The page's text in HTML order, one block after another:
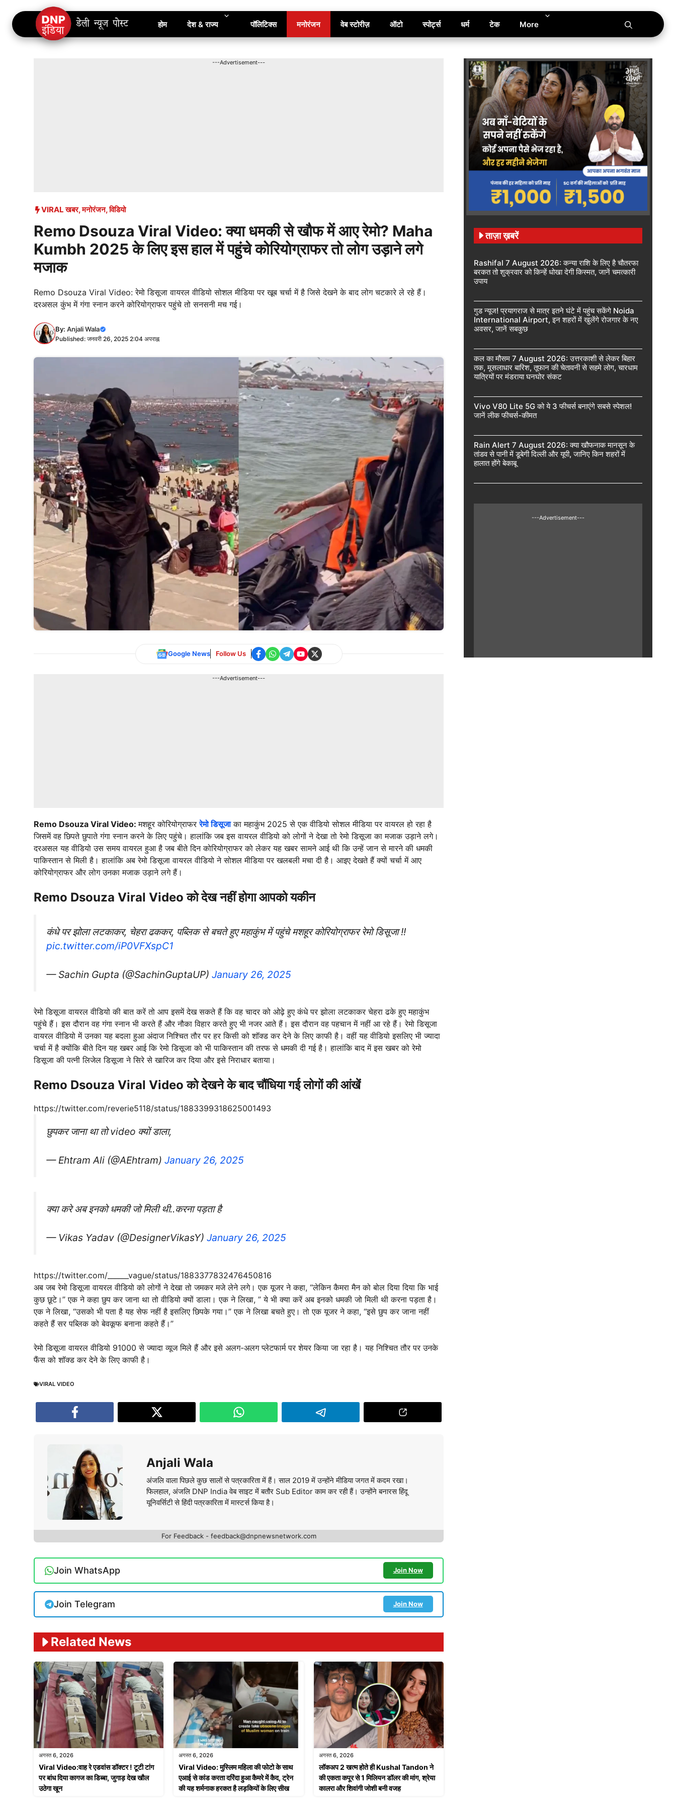
Skip
content
होम देश & राज्य पॉलिटिक्स मनोरंजन वेब स्टोरीज़ ऑटो स्पोर्ट्स धर्म टेक More
---Advertisement---
VIRAL खबर,मनोरंजन,विडियो
Remo Dsouza Viral Video: क्या धमकी से खौफ में आए रेमो? Maha
Kumbh 2025 के लिए इस हाल में पहुंचे कोरियोग्राफर तो लोग उड़ाने लगे
मजाक
Remo Dsouza Viral Video: रेमो डिसूजा वायरल वीडियो सोशल मीडिया पर खूब चर्चा में है जिसे देखने के बाद लोग चटकारे ले रहे हैं।
दरअसल कुंभ में गंगा स्नान करने कोरियोग्राफर पहुंचे तो सनसनी मच गई।
By: Anjali Wala
Published: जनवरी 26, 2025 2:04 अपराह्न
Google News Follow Us
---Advertisement---
Remo Dsouza Viral Video:मशहूर कोरियोग्राफररेमो डिसूजाका महाकुंभ 2025 से एक वीडियो सोशल मीडिया पर वायरल हो रहा है
जिसमें वह छिपते छुपाते गंगा स्नान करने के लिए पहुंचे। हालांकि जब इस वायरल वीडियो को लोगों ने देखा तो रेमो डिसूजा का मजाक उड़ाने लगे।
दरअसल यह वीडियो उस समय वायरल हुआ है जब बीते दिन कोरियोग्राफर को लेकर यह खबर सामने आई थी कि उन्हें जान से मारने की धमकी
पाकिस्तान से मिली है। हालांकि अब रेमो डिसूजा वायरल वीडियो ने सोशल मीडिया पर खलबली मचा दी है। आइए देखते हैं क्यों चर्चा में आए
कोरियोग्राफर और लोग उनका मजाक उड़ाने लगे हैं।
Remo Dsouza Viral Video को देख नहीं होगा आपको यकीन
कंधे पर झोला लटकाकर, चेहरा ढककर, पब्लिक से बचते हुए महाकुंभ में पहुंचे मशहूर कोरियोग्राफर रेमो डिसूजा !!
pic.twitter.com/iP0VFXspC1
— Sachin Gupta (@SachinGuptaUP) January 26, 2025
रेमो डिसूजा वायरल वीडियो की बात करें तो आप इसमें देख सकते हैं कि वह चादर को ओढ़े हुए कंधे पर झोला लटकाकर चेहरा ढके हुए महाकुंभ
पहुंचे हैं। इस दौरान वह गंगा स्नान भी करते हैं और नौका विहार करते हुए भी नजर आते हैं। इस दौरान वह पहचान में नहीं आ रहे हैं। रेमो डिसूजा
वायरल वीडियो में उनका यह बदला हुआ अंदाज निश्चित तौर पर हर किसी को शॉक्ड कर देने के लिए काफी है। वहीं यह वीडियो इसलिए भी ज्यादा
चर्चा में है क्योंकि बीते दिन यह खबर आई कि रेमो डिसूजा को भी पाकिस्तान की तरफ से धमकी दी गई है। हालांकि बाद में इस खबर को रेमो
डिसूजा की पत्नी लिजेल डिसूजा ने सिरे से खारिज कर दिया और इसे निराधार बताया।
Remo Dsouza Viral Video को देखने के बाद चौंधिया गई लोगों की आंखें
https://twitter.com/reverie5118/status/1883399318625001493
छुपकर जाना था तो video क्यों डाला,
— Ehtram Ali (@AEhtram) January 26, 2025
क्या करे अब इनको धमकी जो मिली थी..करना पड़ता है
— Vikas Yadav (@DesignerVikasY) January 26, 2025
https://twitter.com/______vague/status/1883377832476450816
अब जब रेमो डिसूजा वायरल वीडियो को लोगों ने देखा तो जमकर मजे लेने लगे। एक यूजर ने कहा, “लेकिन कैमरा मैन को बोल दिया दिया कि भाई
कुछ छूटे।” एक ने कहा छुप कर जाना था तो वीडियो क्यों डाला। एक ने लिखा, ” ये भी क्या करें अब इनको धमकी जो मिली थी करना पड़ता है।
एक ने लिखा, “उसको भी पता है यह सेफ नहीं है इसलिए छिपके गया।” एक ने लिखा बचते हुए। तो एक यूजर ने कहा, “इसे छुप कर जाना नहीं
कहते हैं सर पब्लिक को बेवकूफ बनाना कहते हैं।”
रेमो डिसूजा वायरल वीडियो 91000 से ज्यादा व्यूज मिले हैं और इसे अलग-अलग प्लेटफार्म पर शेयर किया जा रहा है। यह निश्चित तौर पर उनके
फैंस को शॉक्ड कर देने के लिए काफी है।
VIRAL VIDEO
Anjali Wala
अंजलि वाला पिछले कुछ सालों से पत्रकारिता में हैं। साल 2019 में उन्होंने मीडिया जगत में कदम रखा।
फिलहाल, अंजलि DNP India वेब साइट में बतौर Sub Editor काम कर रही हैं। उन्होंने बनारस हिंदू
यूनिवर्सिटी से हिंदी पत्रकारिता में मास्टर्स किया है।
For Feedback - feedback@dnpnewsnetwork.com
Join WhatsApp Join Now
Join Telegram Join Now
Related News
अगस्त 6, 2026
Viral Video:वाह रे एडवांस डॉक्टर ! टूटी टांग
पर बांध दिया कागज का डिब्बा, जुगाड़ देख खौल
उठेगा खून
अगस्त 6, 2026
Viral Video: मुस्लिम महिला की फोटो के साथ
एआई से कांड करता दरिंदा हुआ कैमरे में कैद, ट्रेन
की यह शर्मनाक हरकत है लड़कियों के लिए सीख
अगस्त 6, 2026
लॉकअप 2 खत्म होते ही Kushal Tandon ने
की एकता कपूर से 1 मिलियन डॉलर की मांग, श्रेया
कालरा और शिवांगी जोशी बनी वजह
ताज़ा ख़बरें
Rashifal 7 August 2026: कन्या राशि के लिए है चौतरफा
बरकत तो शुक्रवार को किन्हें धोखा देगी किस्मत, जानें चमत्कारी
उपाय
गुड न्यूज! प्रयागराज से मात्र इतने घंटे में पहुंच सकेंगे Noida
International Airport, इन शहरों में खुलेंगे रोजगार के नए
अवसर, जानें सबकुछ
कल का मौसम 7 August 2026: उत्तरकाशी से लेकर बिहार
तक, मूसलाधार बारिश, तूफान की चेतावनी से सहमे लोग, चारधाम
यात्रियों पर मंडराया घनघोर संकट
Vivo V80 Lite 5G को ये 3 फीचर्स बनाएंगे सबसे स्पेशल!
जानें लीक फीचर्स-कीमत
Rain Alert 7 August 2026: क्या खौफनाक मानसून के
तांडव से पानी में डूबेगी दिल्ली और यूपी, जानिए किन शहरों में
हालात होंगे बेकाबू
---Advertisement---